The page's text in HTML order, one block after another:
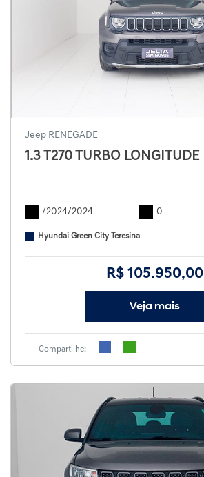
Jeep RENEGADE
1.3 T270 TURBO LONGITUDE
/2024/2024 0
Hyundai Green City Teresina
R$ 105.950,00
Veja mais
Compartilhe: